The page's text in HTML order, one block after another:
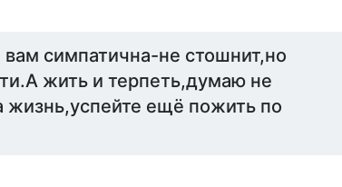
симпатична-не стошнит,но
жить и терпеть,думаю не
жизнь,успейте ещё пожить по